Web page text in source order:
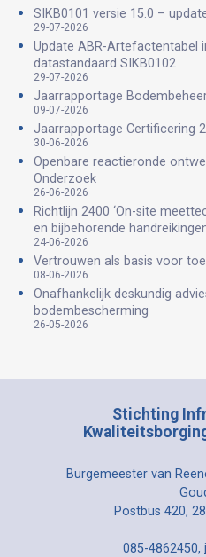
SIKB0101 versie 15.0 –
29-07-2026
Update ABR-Artefactentabel
datastandaard SIKB0102
29-07-2026
Jaarrapportage
09-07-2026
Jaarrapportage Certificering
30-06-2026
Openbare reactieronde
Onderzoek
26-06-2026
Richtlijn 2400 ‘On-site
en bijbehorende
24-06-2026
Vertrouwen als basis voor
08-06-2026
Onafhankelijk deskundig
bodembescherming
26-05-2026
Stichting
Burgemeester van
Postbus 420,
085-4862450,